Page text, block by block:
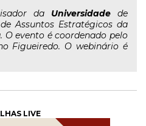
da Universidade de
Assuntos Estratégicos da
O evento é coordenado pelo
Figueiredo. O webinário é
LIVE